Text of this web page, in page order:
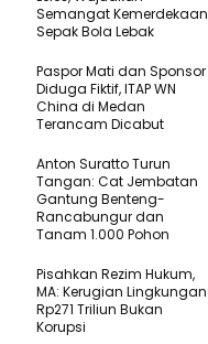
Semangat Kemerdekaan
Sepak Bola Lebak
Paspor Mati dan Sponsor
Diduga Fiktif, ITAP WN
China di Medan
Terancam Dicabut
Anton Suratto Turun
Tangan: Cat Jembatan
Gantung Benteng-
Rancabungur dan
Tanam 1.000 Pohon
Pisahkan Rezim Hukum,
MA: Kerugian Lingkungan
Rp271 Triliun Bukan
Korupsi